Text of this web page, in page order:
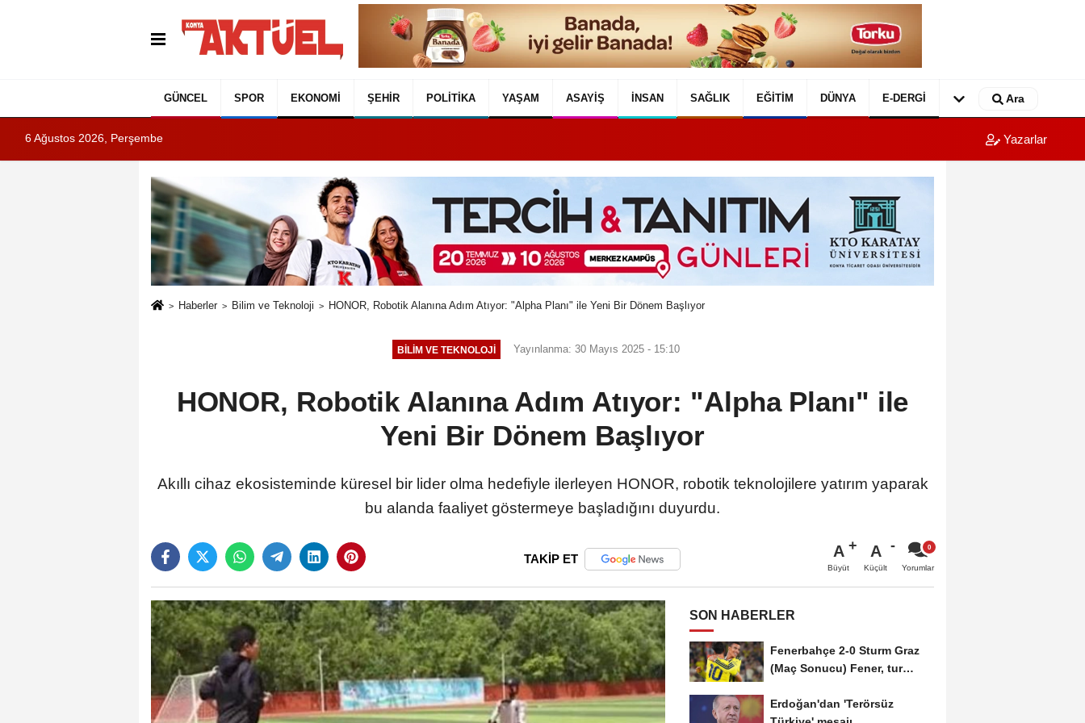
GÜNCEL SPOR EKONOMI ŞEHIR POLITIKA YAŞAM ASAYIŞ İNSAN SAĞLIK EĞITIM DÜNYA E-DERGI Ara
6 Ağustos 2026, Perşembe Yazarlar
Haberler Bilim ve Teknoloji HONOR, Robotik Alanına Adım Atıyor: "Alpha Planı" ile Yeni Bir Dönem Başlıyor
BILIM VE TEKNOLOJI Yayınlanma: 30 Mayıs 2025 - 15:10
HONOR, Robotik Alanına Adım Atıyor: "Alpha Planı" ile
Yeni Bir Dönem Başlıyor
Akıllı cihaz ekosisteminde küresel bir lider olma hedefiyle ilerleyen HONOR, robotik teknolojilere yatırım yaparak
bu alanda faaliyet göstermeye başladığını duyurdu.
TAKİP ET A
Büyüt
A
Küçült Yorumlar
SON HABERLER
Fenerbahçe 2-0 Sturm Graz
(Maç Sonucu) Fener, tur
Erdoğan'dan 'Terörsüz